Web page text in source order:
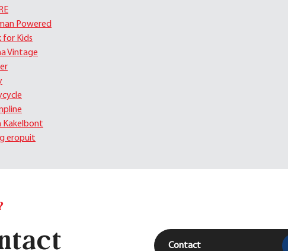
Powered
for Kids
Vintage
Kakelbont
eropuit
Contact